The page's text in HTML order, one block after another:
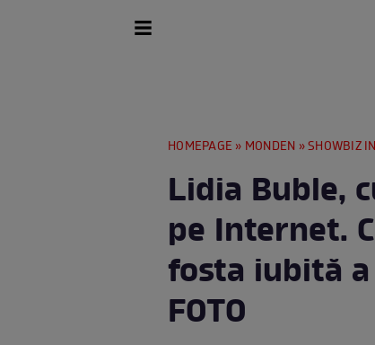
HOMEPAGE » MONDEN »SHOWBIZ
Lidia Buble,
pe Internet.
fosta iubită
FOTO